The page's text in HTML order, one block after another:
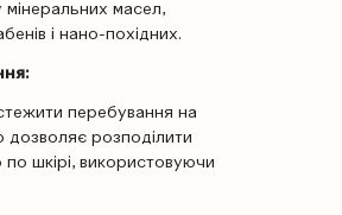
масел,
і нано-похідних.
перебування на
розподілити
по шкірі, використовуючи